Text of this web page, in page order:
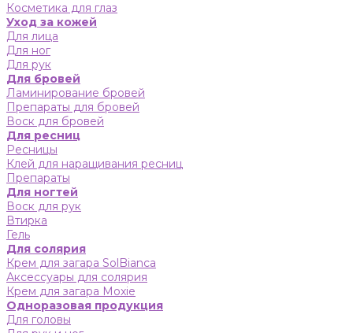
Косметика для глаз
Уход за кожей
Для лица
Для ног
Для рук
Для бровей
Ламинирование бровей
Препараты для бровей
Воск для бровей
Для ресниц
Ресницы
Клей для наращивания ресниц
Препараты
Для ногтей
Воск для рук
Втирка
Гель
Для солярия
Крем для загара SolBianca
Аксессуары для солярия
Крем для загара Moxie
Одноразовая продукция
Для головы